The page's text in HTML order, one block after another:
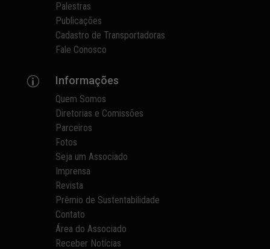
Palestras
Publicações
Cadastro de Transportadoras
Fale Conosco
p Informações
Quem Somos
Diretorias e Comissões
Parceiros
Fotos
Seja um Associado
Imprensa
Revista
Prêmio de Sustentabilidade
Contato
Área do Associado
Receber Notícias